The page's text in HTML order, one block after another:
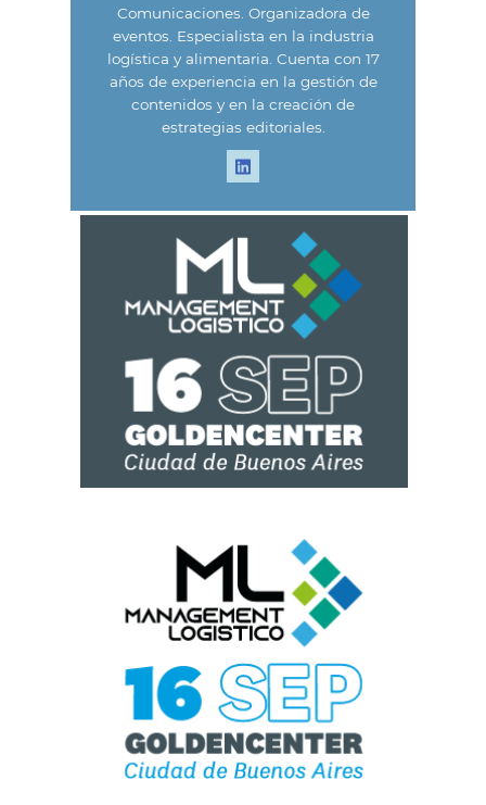
Comunicaciones. Organizadora de
eventos. Especialista en la industria
logística y alimentaria. Cuenta con 17
años de experiencia en la gestión de
contenidos y en la creación de
estrategias editoriales.